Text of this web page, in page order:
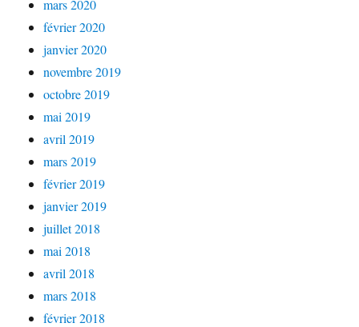
mars 2020
février 2020
janvier 2020
novembre 2019
octobre 2019
mai 2019
avril 2019
mars 2019
février 2019
janvier 2019
juillet 2018
mai 2018
avril 2018
mars 2018
février 2018